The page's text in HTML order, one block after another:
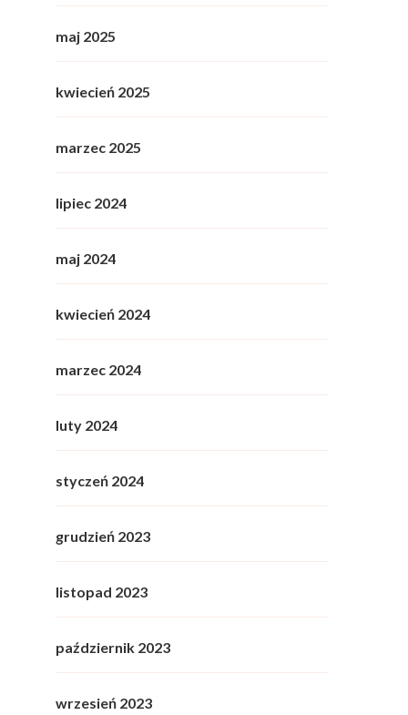
maj 2025
kwiecień 2025
marzec 2025
lipiec 2024
maj 2024
kwiecień 2024
marzec 2024
luty 2024
styczeń 2024
grudzień 2023
listopad 2023
październik 2023
wrzesień 2023